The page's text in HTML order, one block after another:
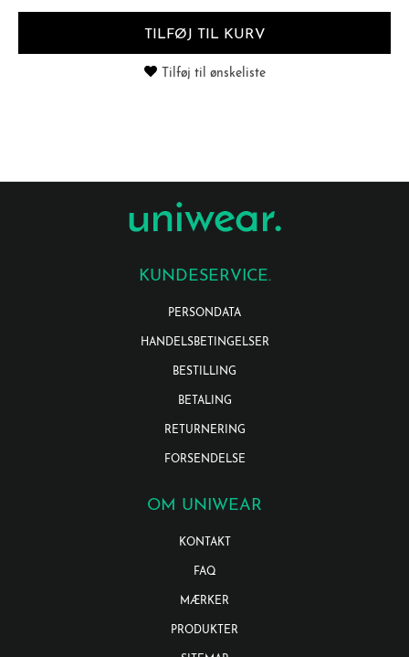
TILFØJ TIL KURV
Tilføj til ønskeliste
KUNDESERVICE.
PERSONDATA
HANDELSBETINGELSER
BESTILLING
BETALING
RETURNERING
FORSENDELSE
OM UNIWEAR
KONTAKT
FAQ
MÆRKER
PRODUKTER